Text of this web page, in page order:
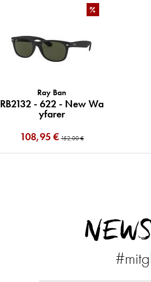
%
Ray Ban
RB2132 - 622 - New Wa
yfarer
108,95 € 152,00 €